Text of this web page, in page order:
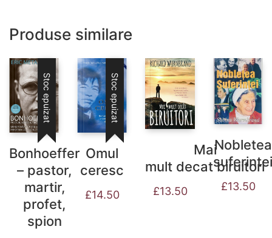
Produse similare
Stoc epuizat
Bonhoeffer
– pastor,
martir,
profet,
spion
Stoc epuizat
Omul
ceresc
£14.50
Mai
mult decat biruitori
£13.50
Nobletea
suferintei
£13.50